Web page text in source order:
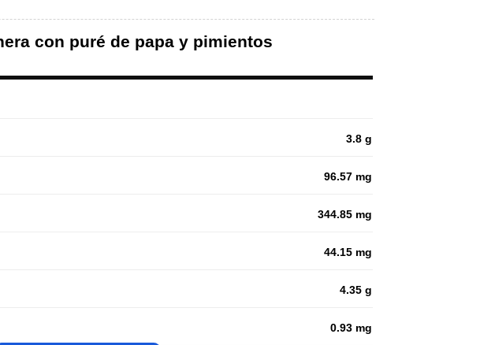
con puré de papa y pimientos
3.8 g
96.57 mg
344.85 mg
44.15 mg
4.35 g
0.93 mg